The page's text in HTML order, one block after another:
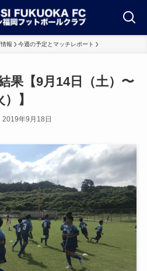
報 今週の予定とマッチレポート
果【9月14日（土）〜
】
2019年9月18日